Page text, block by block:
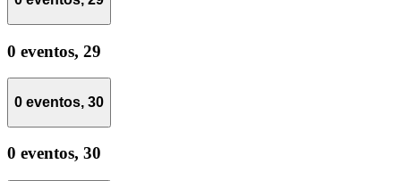
0 eventos, 29
0 eventos, 30
0 eventos, 30